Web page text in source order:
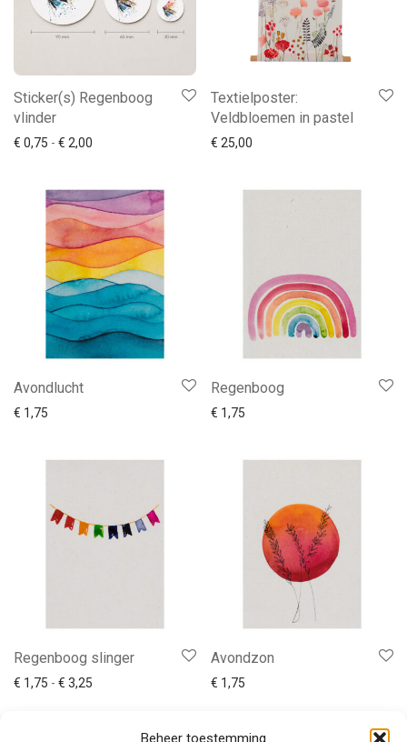
Beheer toestemming
Sticker(s) Regenboog
vlinder
€ 0,75 - € 2,00 Prijsklasse: € 0,75 tot € 2,00
Textielposter:
Veldbloemen in pastel
€ 25,00
Avondlucht
€ 1,75
Regenboog
€ 1,75
Regenboog slinger
€ 1,75 - € 3,25 Prijsklasse: € 1,75 tot € 3,25
Avondzon
€ 1,75